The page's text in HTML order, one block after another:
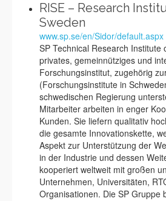
RISE – Research
Sweden
www.sp.se/en/Sidor/default.aspx
SP Technical Research Institute
privates, gemeinnütziges und
Forschungsinstitut, zugehörig
(Forschungsinstitute in
schwedischen Regierung
Mitarbeiter arbeiten in enger
Kunden. Sie liefern qualitativ
die gesamte Innovationskette,
Aspekt zur Unterstützung der
in der Industrie und dessen
kooperiert weltweit mit großen
Unternehmen, Universitäten,
Organisationen. Die SP Gruppe